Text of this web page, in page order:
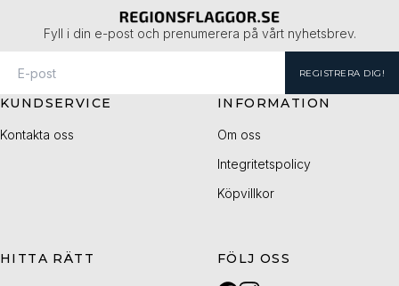
Fyll i din e-post och prenumerera på vårt nyhetsbrev.
REGISTRERA DIG!
KUNDSERVICE
Kontakta oss
INFORMATION
Om oss
Integritetspolicy
Köpvillkor
HITTA RÄTT FÖLJ OSS